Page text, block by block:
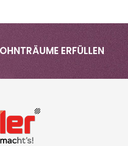
ERFÜLLEN